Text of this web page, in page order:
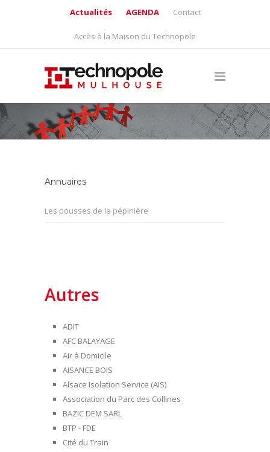
Actualités AGENDA Contact
Accès à la Maison du Technopole
Annuaires
Les pousses de la pépinière
Autres
ADIT
AFC BALAYAGE
Air à Domicile
AISANCE BOIS
Alsace Isolation Service (AIS)
Association du Parc des Collines
BAZIC DEM SARL
BTP - FDE
Cité du Train